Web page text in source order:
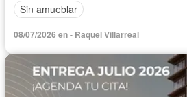
Sin amueblar
08/07/2026 en - Raquel Villarreal